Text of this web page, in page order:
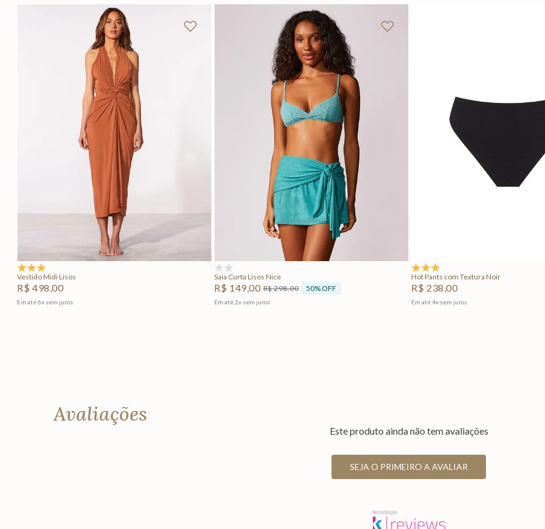
M G GG
Adicionar na sacola
Vestido Midi Lisos
R$ 498,00
Em até6x sem juros
P M G
Adicionar na sacola
Saia Curta Lisos Nice
R$ 149,00 R$298,00 50% OFF
Em até2x sem juros
Hot Pants com Textura Noir
R$ 238,00
Em até4x sem juros
Avaliações
Este produto ainda não tem avaliações
SEJA O PRIMEIRO A AVALIAR